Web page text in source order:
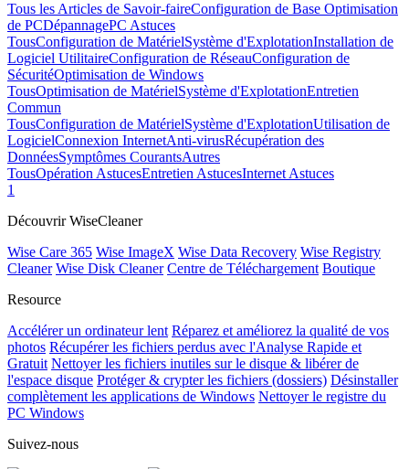
Tous les Articles de Savoir-faireConfiguration de Base Optimisation
de PCDépannagePC Astuces
TousConfiguration de MatérielSystème d'ExplotationInstallation de
Logiciel UtilitaireConfiguration de RéseauConfiguration de
SécuritéOptimisation de Windows
TousOptimisation de MatérielSystème d'ExplotationEntretien
Commun
TousConfiguration de MatérielSystème d'ExplotationUtilisation de
LogicielConnexion InternetAnti-virusRécupération des
DonnéesSymptômes CourantsAutres
TousOpération AstucesEntretien AstucesInternet Astuces
1
Découvrir WiseCleaner
Wise Care 365 Wise ImageX Wise Data Recovery Wise Registry
Cleaner Wise Disk Cleaner Centre de Téléchargement Boutique
Resource
Accélérer un ordinateur lent Réparez et améliorez la qualité de vos
photos Récupérer les fichiers perdus avec l'Analyse Rapide et
Gratuit Nettoyer les fichiers inutiles sur le disque & libérer de
l'espace disque Protéger & crypter les fichiers (dossiers) Désinstaller
complètement les applications de Windows Nettoyer le registre du
PC Windows
Suivez-nous